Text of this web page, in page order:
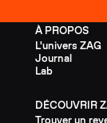
À PROPOS
L'univers ZAG
Journal
Lab
DÉCOUVRIR
Trouver un